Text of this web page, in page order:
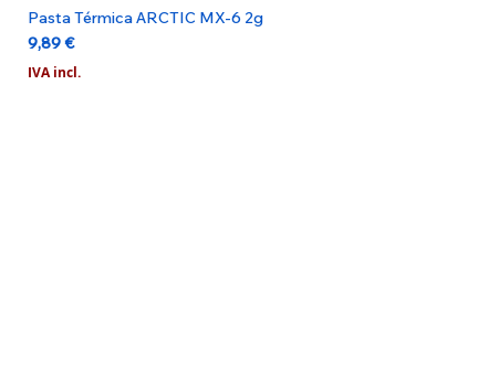
Pasta Térmica ARCTIC MX-6 2g
Preço
9,89 €
IVA incl.